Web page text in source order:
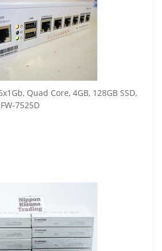
Quad Core, 4GB, 128GB SSD,
7525D